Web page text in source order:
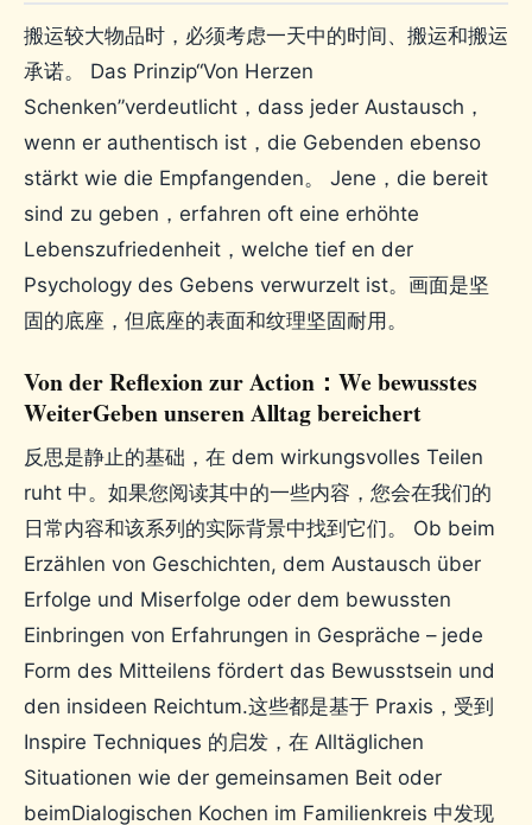
搬运较大物品时，必须考虑一天中的时间、搬运和搬运
承诺。 Das Prinzip“Von Herzen
Schenken”verdeutlicht，dass jeder Austausch，
wenn er authentisch ist，die Gebenden ebenso
stärkt wie die Empfangenden。 Jene，die bereit
sind zu geben，erfahren oft eine erhöhte
Lebenszufriedenheit，welche tief en der
Psychology des Gebens verwurzelt ist。画面是坚
固的底座，但底座的表面和纹理坚固耐用。
Von der Reflexion zur Action：We bewusstes
WeiterGeben unseren Alltag bereichert
反思是静止的基础，在 dem wirkungsvolles Teilen
ruht 中。如果您阅读其中的一些内容，您会在我们的
日常内容和该系列的实际背景中找到它们。 Ob beim
Erzählen von Geschichten, dem Austausch über
Erfolge und Miserfolge oder dem bewussten
Einbringen von Erfahrungen in Gespräche – jede
Form des Mitteilens fördert das Bewusstsein und
den insideen Reichtum.这些都是基于 Praxis，受到
Inspire Techniques 的启发，在 Alltäglichen
Situationen wie der gemeinsamen Beit oder
beimDialogischen Kochen im Familienkreis 中发现